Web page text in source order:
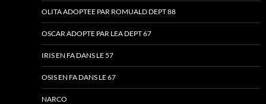
OLITA ADOPTEE PAR ROMUALD DEPT 88
OSCAR ADOPTE PAR LEA DEPT 67
IRIS EN FA DANS LE 57
OSIS EN FA DANS LE 67
NARCO